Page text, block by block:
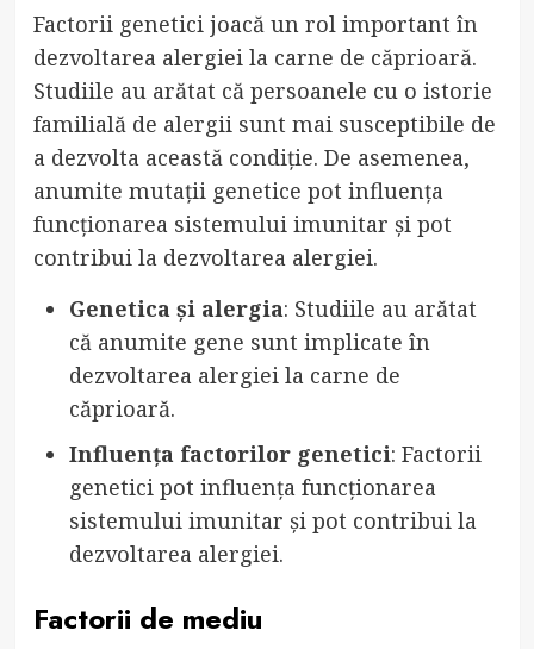
Factorii genetici joacă un rol important în
dezvoltarea alergiei la carne de căprioară.
Studiile au arătat că persoanele cu o istorie
familială de alergii sunt mai susceptibile de
a dezvolta această condiție. De asemenea,
anumite mutații genetice pot influența
funcționarea sistemului imunitar și pot
contribui la dezvoltarea alergiei.
Genetica și alergia: Studiile au arătat
că anumite gene sunt implicate în
dezvoltarea alergiei la carne de
căprioară.
Influența factorilor genetici: Factorii
genetici pot influența funcționarea
sistemului imunitar și pot contribui la
dezvoltarea alergiei.
Factorii de mediu